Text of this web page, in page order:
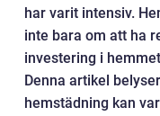
har varit intensiv.
inte bara om att ha
investering i
Denna artikel
hemstädning kan